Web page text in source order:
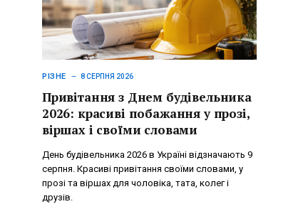
РІЗНЕ 8 СЕРПНЯ 2026
Привітання з Днем будівельника
2026: красиві побажання у прозі,
віршах і своїми словами
День будівельника 2026 в Україні відзначають 9
серпня. Красиві привітання своїми словами, у
прозі та віршах для чоловіка, тата, колег і
друзів.